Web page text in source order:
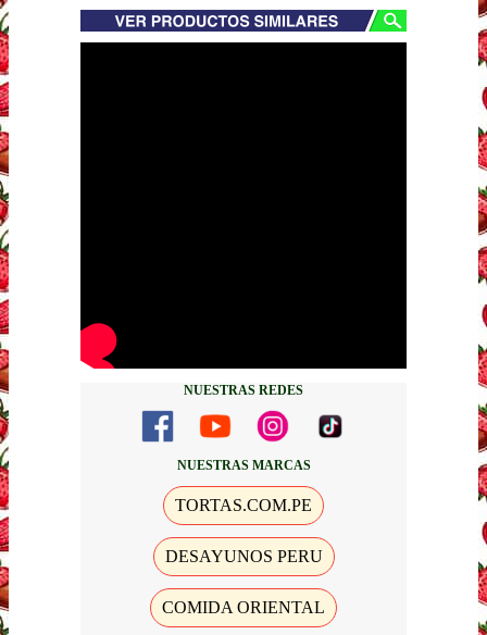
NUESTRAS REDES
NUESTRAS MARCAS
TORTAS.COM.PE
DESAYUNOS PERU
COMIDA ORIENTAL